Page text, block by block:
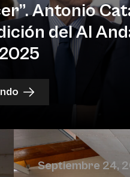
Antonio
del Al
Septiembre 24,